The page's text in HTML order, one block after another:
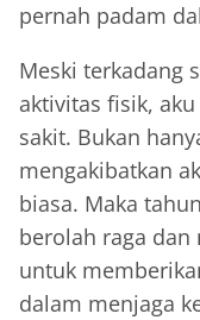
pernah padam
Meski terkadang
aktivitas fisik,
sakit. Bukan
mengakibatkan
biasa. Maka
berolah raga
untuk
dalam menjaga